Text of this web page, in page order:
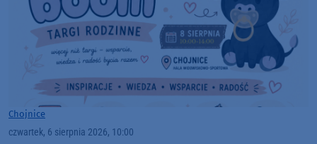
Chojnice
czwartek, 6 sierpnia 2026, 10:00